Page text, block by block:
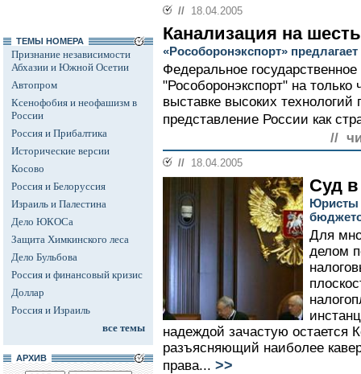
ТЕМЫ НОМЕРА
Признание независимости
Абхазии и Южной Осетии
Автопром
Ксенофобия и неофашизм в
России
Россия и Прибалтика
Исторические версии
Косово
Россия и Белоруссия
Израиль и Палестина
Дело ЮКОСа
Защита Химкинского леса
Дело Бульбова
Россия и финансовый кризис
Доллар
Россия и Израиль
все темы
АРХИВ
// 18.04.2005
Канализация на
«Рособоронэкспорт»
Федеральное
"Рособоронэкспорт" на только
выставке высоких
представление России как
//
// 18.04.2005
Суд
Юристы
Для
делом
надеждой зачастую остается
разъясняющий наиболее
права... >>